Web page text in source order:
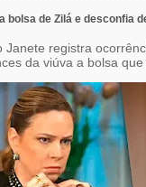
bolsa de Zilá e desconfia
Janete registra
da viúva a bolsa